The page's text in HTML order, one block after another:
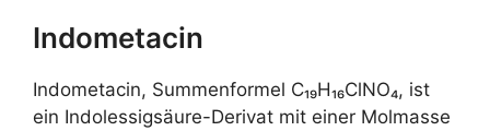
Indometacin
Indometacin, Summenformel C₁₉H₁₆ClNO₄, ist
ein Indolessigsäure-Derivat mit einer Molmasse